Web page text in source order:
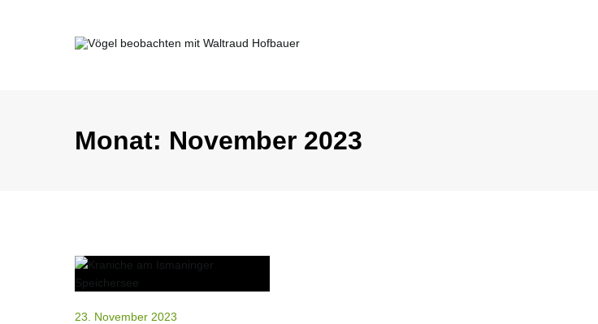
Monat: November 2023
23. November 2023